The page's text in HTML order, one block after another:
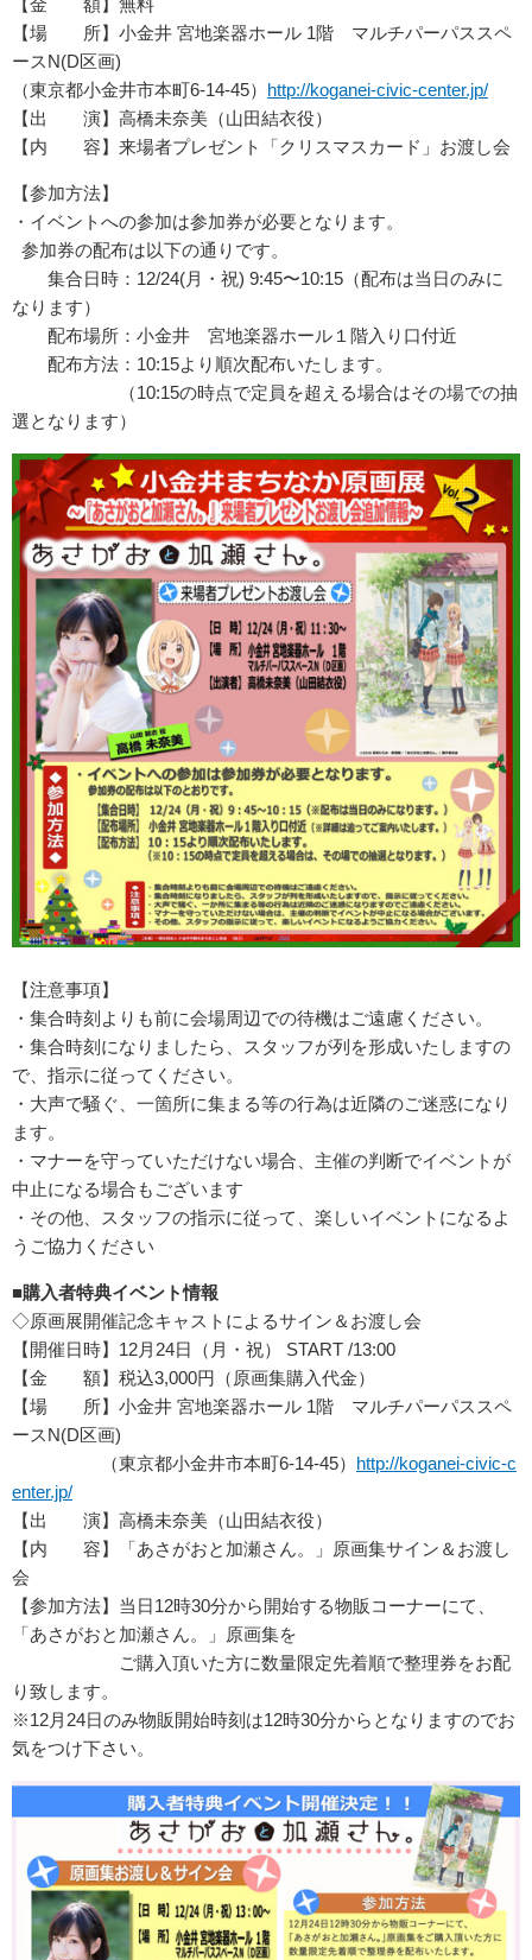
【場 所】小金井 宮地楽器ホール 1階 マルチパーパススペ
ースN(D区画)
（東京都小金井市本町6-14-45） http://koganei-civic-center.jp/
【出 演】高橋未奈美（山田結衣役）
【内 容】来場者プレゼント「クリスマスカード」お渡し会
【参加方法】
・イベントへの参加は参加券が必要となります。
参加券の配布は以下の通りです。
集合日時：12/24(月・祝) 9:45〜10:15（配布は当日のみに
なります）
配布場所：小金井 宮地楽器ホール１階入り口付近
配布方法：10:15より順次配布いたします。
（10:15の時点で定員を超える場合はその場での抽
選となります）
【注意事項】
・集合時刻よりも前に会場周辺での待機はご遠慮ください。
・集合時刻になりましたら、スタッフが列を形成いたしますの
で、指示に従ってください。
・大声で騒ぐ、一箇所に集まる等の行為は近隣のご迷惑になり
ます。
・マナーを守っていただけない場合、主催の判断でイベントが
中止になる場合もございます
・その他、スタッフの指示に従って、楽しいイベントになるよ
うご協力ください
■購入者特典イベント情報
◇原画展開催記念キャストによるサイン＆お渡し会
【開催日時】12月24日（月・祝） START /13:00
【金 額】税込3,000円（原画集購入代金）
【場 所】小金井 宮地楽器ホール 1階 マルチパーパススペ
ースN(D区画)
（東京都小金井市本町6-14-45）
http://koganei-civic-c
enter.jp/
【出 演】高橋未奈美（山田結衣役）
【内 容】「あさがおと加瀬さん。」原画集サイン＆お渡し
会
【参加方法】当日12時30分から開始する物販コーナーにて、
「あさがおと加瀬さん。」原画集を
ご購入頂いた方に数量限定先着順で整理券をお配
り致します。
※12月24日のみ物販開始時刻は12時30分からとなりますのでお
気をつけ下さい。